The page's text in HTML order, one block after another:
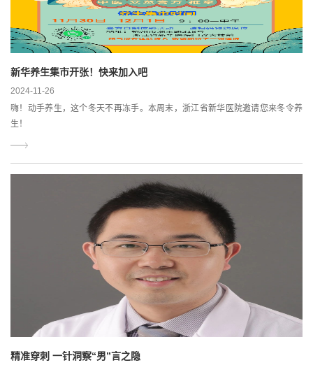
新华养生集市开张！快来加入吧
2024-11-26
嗨！动手养生，这个冬天不再冻手。本周末，浙江省新华医院邀请您来冬令养
生！
精准穿刺 一针洞察“男”言之隐